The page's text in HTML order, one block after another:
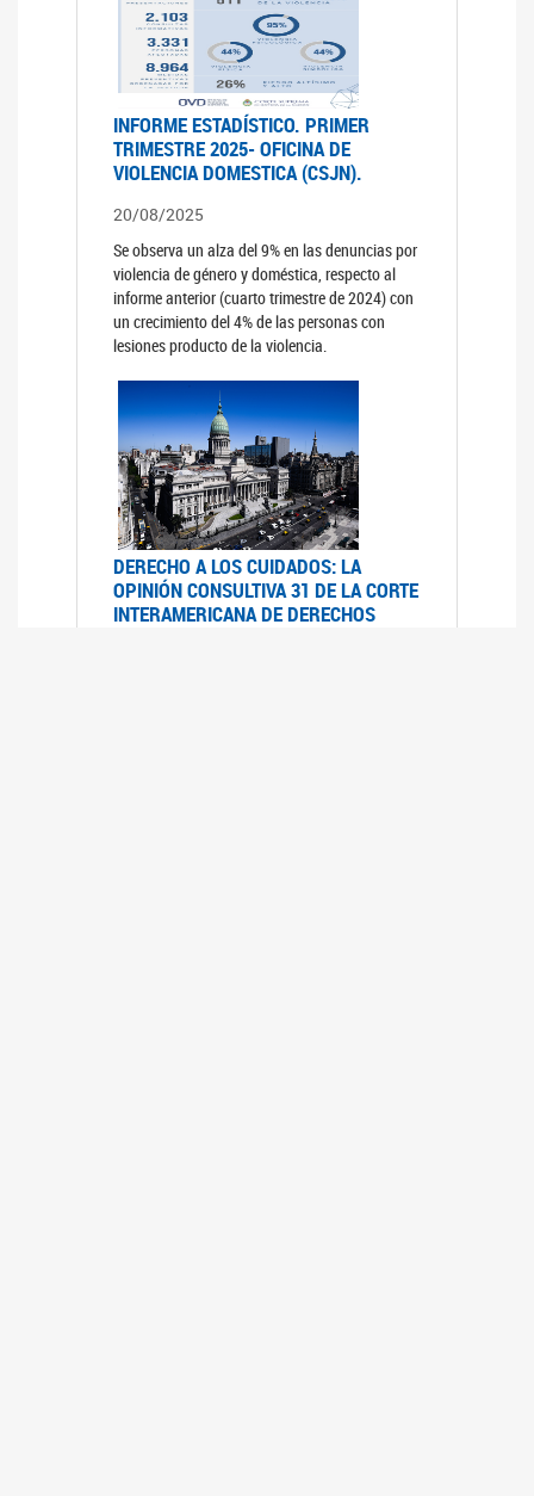
INFORME ESTADÍSTICO. PRIMER
TRIMESTRE 2025- OFICINA DE
VIOLENCIA DOMESTICA (CSJN).
20/08/2025
Se observa un alza del 9% en las denuncias por
violencia de género y doméstica, respecto al
informe anterior (cuarto trimestre de 2024) con
un crecimiento del 4% de las personas con
lesiones producto de la violencia.
DERECHO A LOS CUIDADOS: LA
OPINIÓN CONSULTIVA 31 DE LA CORTE
INTERAMERICANA DE DERECHOS